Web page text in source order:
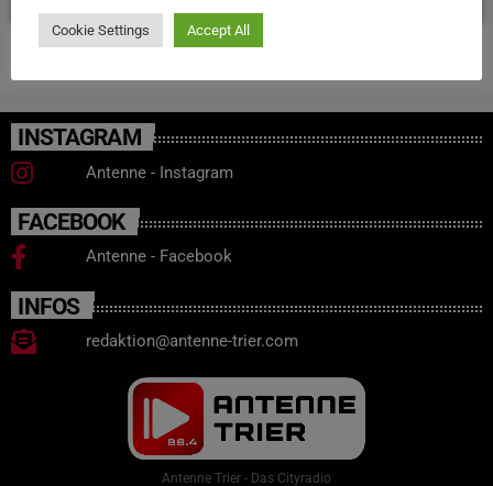
INSTAGRAM
Antenne - Instagram
FACEBOOK
Antenne - Facebook
INFOS
redaktion@antenne-trier.com
Antenne Trier - Das Cityradio
Cookie Settings Accept All